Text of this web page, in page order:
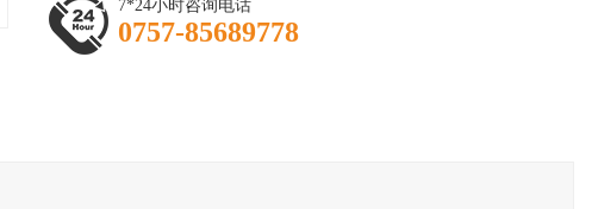
7*24小时咨询电话
0757-85689778